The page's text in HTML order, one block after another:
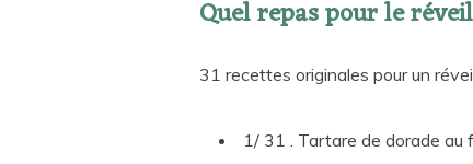
Quel repas pour le
31 recettes originales pour un
1/ 31 . Tartare de dorade au